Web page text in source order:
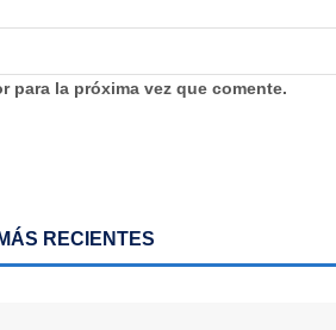
para la próxima vez que comente.
RECIENTES